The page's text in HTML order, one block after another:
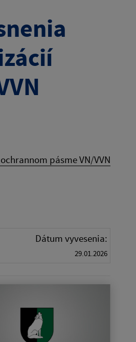
pásme VN/VVN
Dátum vyvesenia:
29.01.2026